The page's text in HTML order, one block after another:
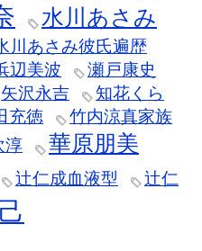
水川あさみ
川あさみ彼氏遍歴
辺美波 瀬戸康史
矢沢永吉
知花くら
充徳
竹内涼真家族
淳 華原朋美
辻仁成血液型
辻仁